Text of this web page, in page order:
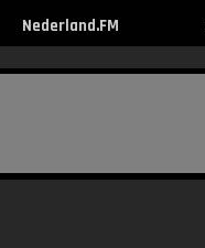
Nederland.FM